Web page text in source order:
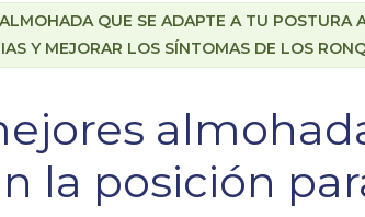
QUE SE ADAPTE A TU POSTURA
Y MEJORAR LOS SÍNTOMAS DE LOS
la posición